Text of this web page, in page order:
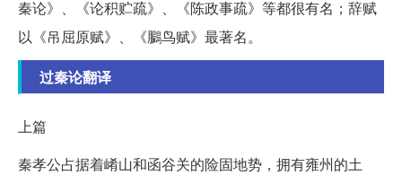
秦论》、《论积贮疏》、《陈政事疏》等都很有名；辞赋
以《吊屈原赋》、《鵩鸟赋》最著名。
过秦论翻译
上篇
秦孝公占据着崤山和函谷关的险固地势，拥有雍州的土